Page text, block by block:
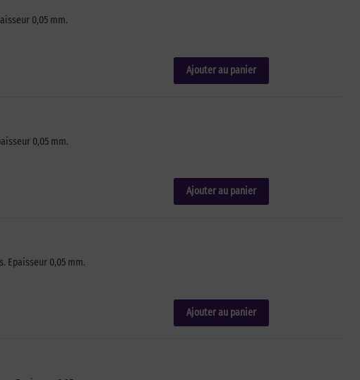
0,05 mm.
Ajouter au panier
0,05 mm.
Ajouter au panier
Epaisseur 0,05 mm.
Ajouter au panier